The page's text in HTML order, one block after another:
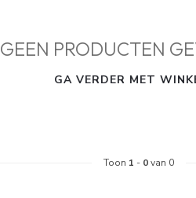
GEEN PRODUCTEN
GA VERDER MET
Toon 1 - 0van 0